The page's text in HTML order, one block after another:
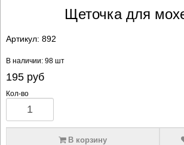
Щеточка для
Артикул: 892
В наличии: 98 шт
195руб
Кол-во
В корзину